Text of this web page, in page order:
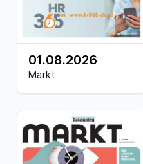
01.08.2026
Markt